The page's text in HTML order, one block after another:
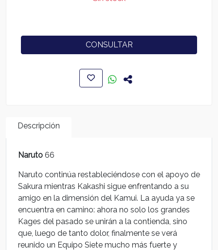
CONSULTAR
Descripción
Naruto 66
Naruto continúa restableciéndose con el apoyo de
Sakura mientras Kakashi sigue enfrentando a su
amigo en la dimensión del Kamui. La ayuda ya se
encuentra en camino: ahora no solo los grandes
Kages del pasado se unirán a la contienda, sino
que, luego de tanto dolor, finalmente se verá
reunido un Equipo Siete mucho más fuerte y